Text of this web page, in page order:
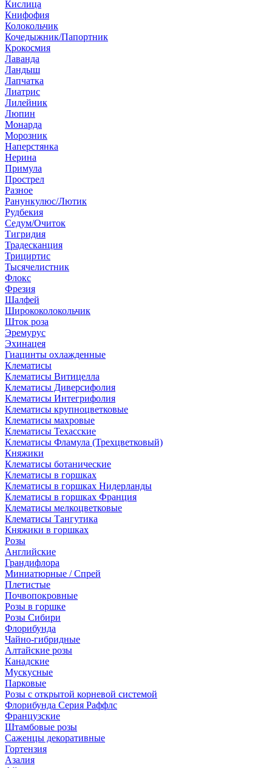
Кислица
Книфофия
Колокольчик
Кочедыжник/Папортник
Крокосмия
Лаванда
Ландыш
Лапчатка
Лиатрис
Лилейник
Люпин
Монарда
Морозник
Наперстянка
Нерина
Примула
Прострел
Разное
Ранункулюс/Лютик
Рудбекия
Седум/Очиток
Тигридия
Традесканция
Трициртис
Тысячелистник
Флокс
Фрезия
Шалфей
Ширококолокольчик
Шток роза
Эремурус
Эхинацея
Гиацинты охлажденные
Клематисы
Клематисы Витицелла
Клематисы Диверсифолия
Клематисы Интегрифолия
Клематисы крупноцветковые
Клематисы махровые
Клематисы Техасские
Клематисы Фламула (Трехцветковый)
Княжики
Клематисы ботанические
Клематисы в горшках
Клематисы в горшках Нидерланды
Клематисы в горшках Франция
Клематисы мелкоцветковые
Клематисы Тангутика
Княжики в горшках
Розы
Английские
Грандифлора
Миниатюрные / Спрей
Плетистые
Почвопокровные
Розы в горшке
Розы Сибири
Флорибунда
Чайно-гибридные
Алтайские розы
Канадские
Мускусные
Парковые
Розы с открытой корневой системой
Флорибунда Серия Раффлс
Французские
Штамбовые розы
Саженцы декоративные
Гортензия
Азалия